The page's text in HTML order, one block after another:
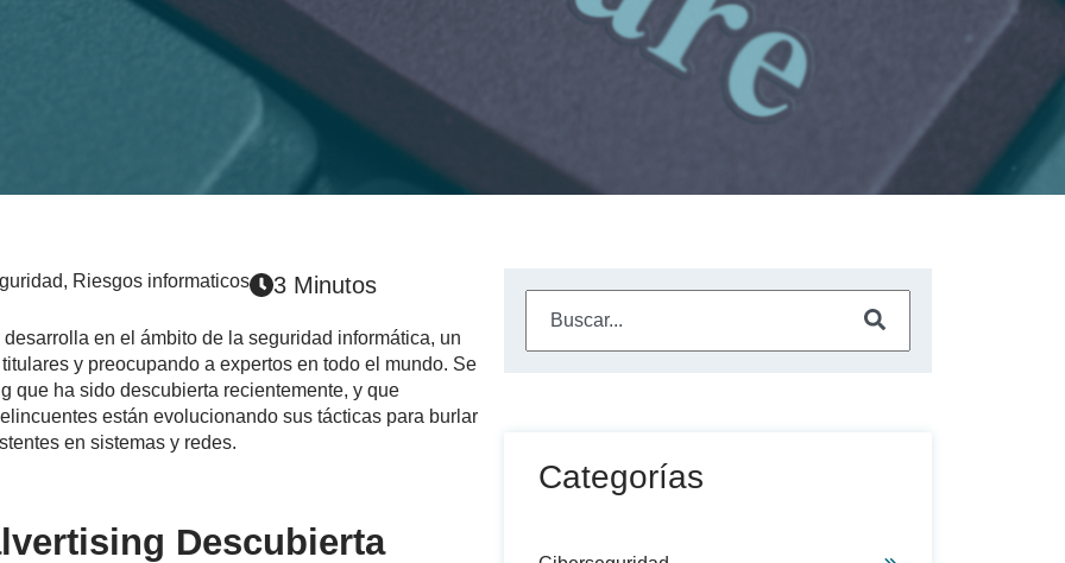
, Riesgos informaticos 3 Minutos
en el ámbito de la seguridad informática, un
y preocupando a expertos en todo el mundo. Se
que ha sido descubierta recientemente, y que
están evolucionando sus tácticas para burlar
en sistemas y redes.
Descubierta
Categorías